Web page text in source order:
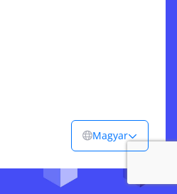
Magyar